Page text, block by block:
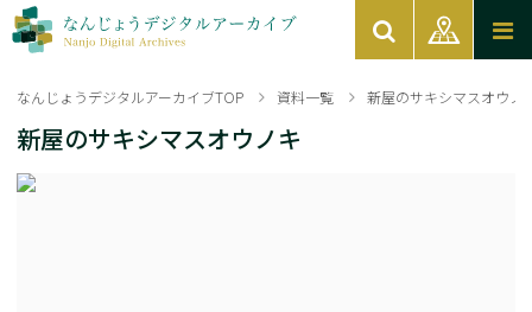
なんじょうデジタルアーカイブTOP 資料一覧 新屋のサキシマスオウノ
新屋のサキシマスオウノキ